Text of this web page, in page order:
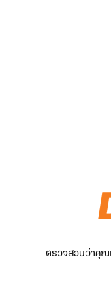
ตรวจสอบว่าคุณ